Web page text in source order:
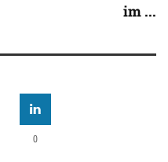
im ...
0